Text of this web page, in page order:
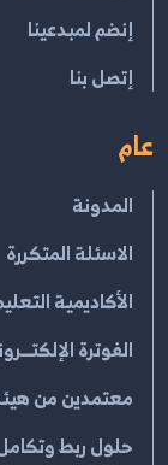
إنضم لمبدعينا
إتصل بنا
عام
المدونة
الاسئلة المتكررة
الأكاديمية
الفوترة
معتمدين من
حلول ربط وتكامل